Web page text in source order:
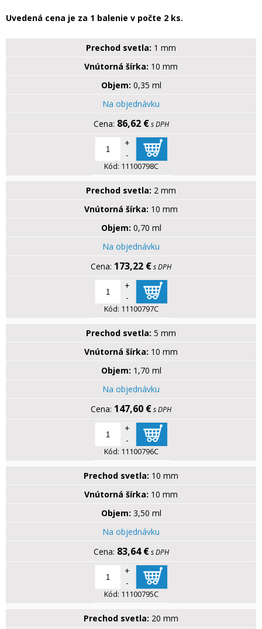
Uvedená cena je za 1 balenie v počte 2 ks.
Prechod svetla: 1 mm
Vnútorná šírka: 10 mm
Objem: 0,35 ml
Na objednávku
86,62 € s DPH
+
-
Kód: 11100798C
Prechod svetla: 2 mm
Vnútorná šírka: 10 mm
Objem: 0,70 ml
Na objednávku
173,22 €s DPH
+
-
Kód: 11100797C
Prechod svetla: 5 mm
Vnútorná šírka: 10 mm
Objem: 1,70 ml
Na objednávku
147,60 €s DPH
+
-
Kód: 11100796C
Prechod svetla: 10 mm
Vnútorná šírka: 10 mm
Objem: 3,50 ml
Na objednávku
83,64 € s DPH
+
-
Kód: 11100795C
Prechod svetla: 20 mm